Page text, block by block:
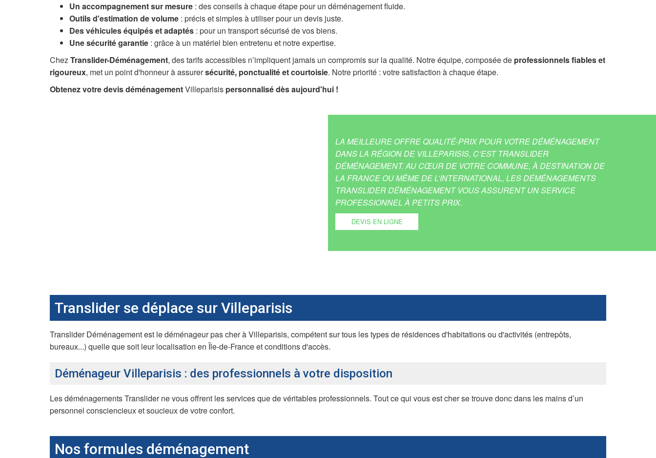
Un accompagnement sur mesure : des conseils à chaque étape pour un déménagement fluide.
Outils d'estimation de volume : précis et simples à utiliser pour un devis juste.
Des véhicules équipés et adaptés : pour un transport sécurisé de vos biens.
Une sécurité garantie : grâce à un matériel bien entretenu et notre expertise.
ChezTranslider-Déménagement, des tarifs accessibles n’impliquent jamais un compromis sur la qualité. Notre équipe, composée de professionnels fiables et
rigoureux, met un point d'honneur à assurersécurité, ponctualité et courtoisie. Notre priorité : votre satisfaction à chaque étape.
Obtenez votre devis déménagementVilleparisis personnalisé dès aujourd'hui !
LA MEILLEURE OFFRE QUALITÉ-PRIX POUR VOTRE DÉMÉNAGEMENT
DANS LA RÉGION DE VILLEPARISIS, C’EST TRANSLIDER
DÉMÉNAGEMENT. AU CŒUR DE VOTRE COMMUNE, À DESTINATION DE
LA FRANCE OU MÊME DE L’INTERNATIONAL, LES DÉMÉNAGEMENTS
TRANSLIDER DÉMÉNAGEMENT VOUS ASSURENT UN SERVICE
PROFESSIONNEL À PETITS PRIX.
DEVIS EN LIGNE
Translider se déplace sur Villeparisis
Translider Déménagement est le déménageur pas cher à Villeparisis, compétent sur tous les types de résidences d'habitations ou d'activités (entrepôts,
bureaux...) quelle que soit leur localisation en Île-de-France et conditions d'accès.
Déménageur Villeparisis : des professionnels à votre disposition
Les déménagements Translider ne vous offrent les services que de véritables professionnels. Tout ce qui vous est cher se trouve donc dans les mains d’un
personnel consciencieux et soucieux de votre confort.
Nos formules déménagement